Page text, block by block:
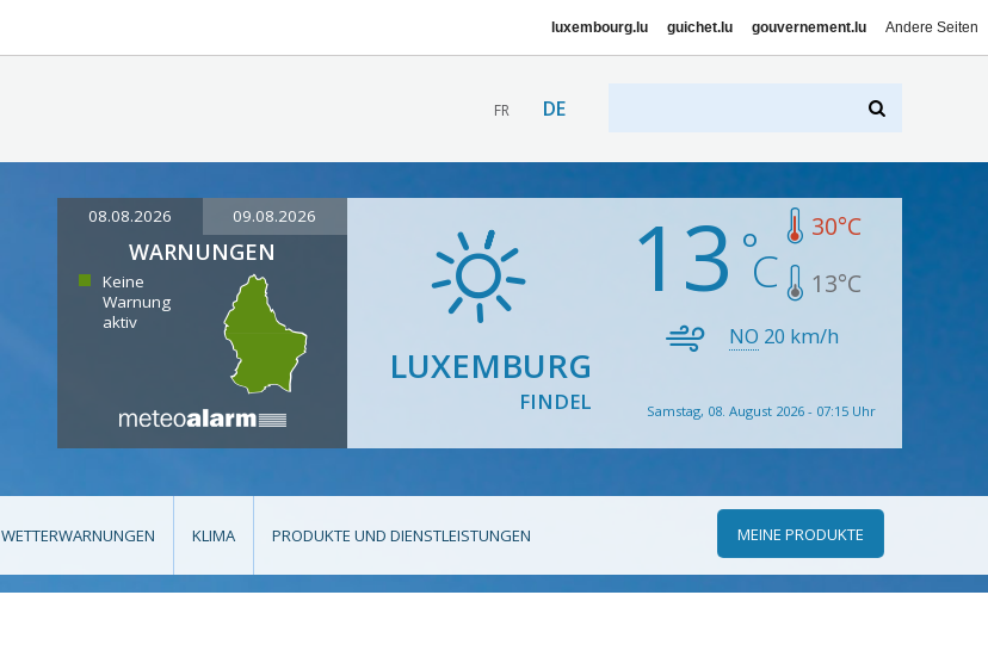
luxembourg.lu guichet.lu gouvernement.lu Andere Seiten
FR DE
08.08.2026 09.08.2026
WARNUNGEN
Keine
Warnung
aktiv
LUXEMBURG
FINDEL
13 30°C
13°C
NO 20 km/h
Samstag, 08. August 2026 - 07:15 Uhr
WETTERWARNUNGEN KLIMA PRODUKTE UND DIENSTLEISTUNGEN MEINE PRODUKTE